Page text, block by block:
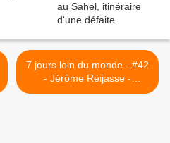
7 jours loin du monde - #42
- Jérôme Reijasse -
(Descente de Polisse :